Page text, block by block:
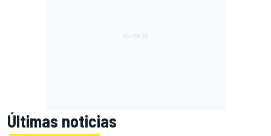
Últimas noticias